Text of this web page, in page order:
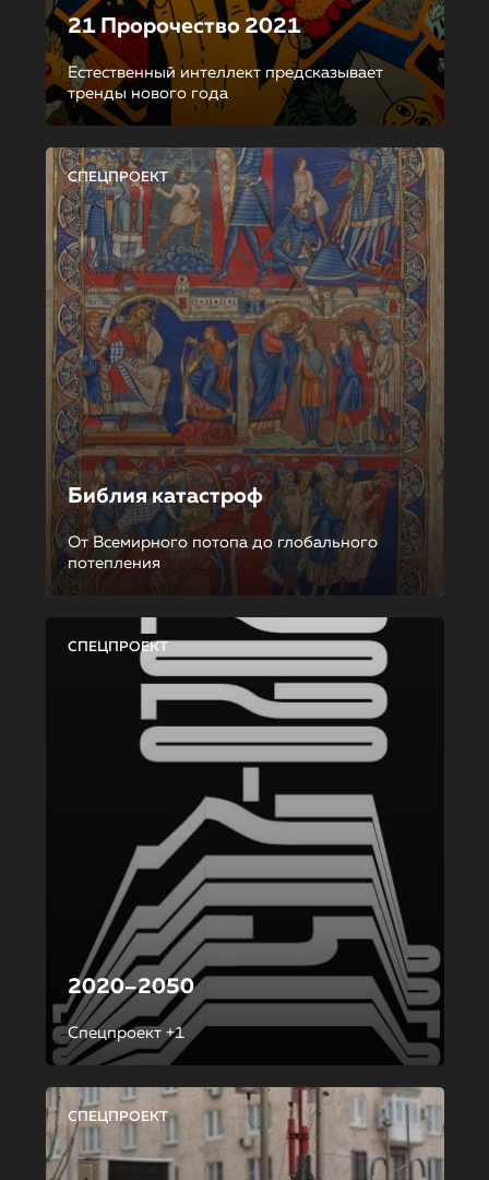
21 Пророчество 2021
Естественный интеллект предсказывает
тренды нового года
СПЕЦПРОЕКТ
Библия катастроф
От Всемирного потопа до глобального
потепления
СПЕЦПРОЕКТ
2020–2050
Спецпроект +1
СПЕЦПРОЕКТ